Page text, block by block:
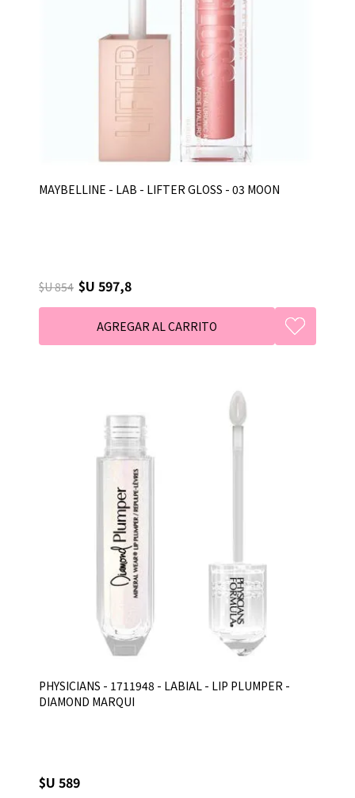
MAYBELLINE - LAB - LIFTER GLOSS - 03 MOON
$U 854 $U 597,8
PHYSICIANS - 1711948 - LABIAL - LIP PLUMPER -
DIAMOND MARQUI
$U 589